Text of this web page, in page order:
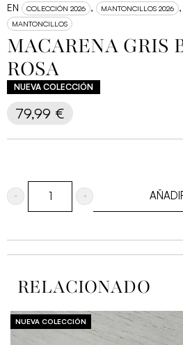
EN COLECCIÓN 2026 , MANTONCILLOS 2026 ,
MANTONCILLOS
MACARENA GRIS
ROSA
79,99 €
Macarena
bordado
cantidad
RELACIONADO